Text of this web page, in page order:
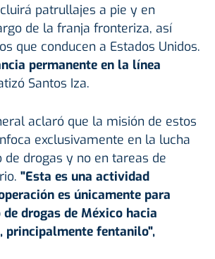
patrullajes a pie y en
de la franja fronteriza, así
que conducen a Estados Unidos.
permanente en la línea
Santos Iza.
aclaró que la misión de estos
exclusivamente en la lucha
drogas y no en tareas de
"Esta es una actividad
es únicamente para
drogas de México hacia
principalmente fentanilo",